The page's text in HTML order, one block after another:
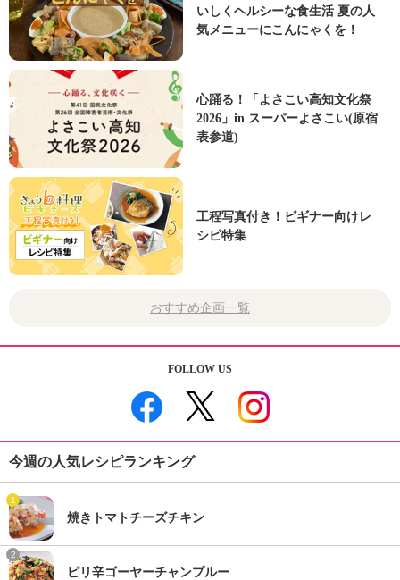
いしくヘルシーな食生活 夏の人
気メニューにこんにゃくを！
心踊る！「よさこい高知文化祭
2026」in スーパーよさこい(原宿
表参道)
工程写真付き！ビギナー向けレ
シピ特集
おすすめ企画一覧
FOLLOW US
今週の人気レシピランキング
1
焼きトマトチーズチキン
2
ピリ辛ゴーヤーチャンプルー